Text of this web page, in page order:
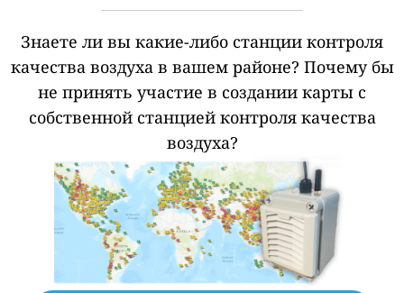
Знаете ли вы какие-либо станции контроля
качества воздуха в вашем районе? Почему бы
не принять участие в создании карты с
собственной станцией контроля качества
воздуха?